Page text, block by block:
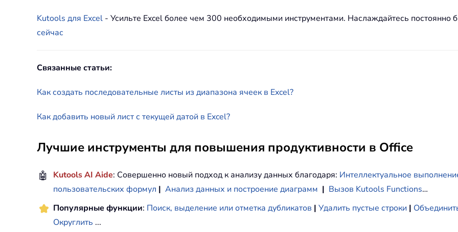
Kutools для Excel - Усильте Excel более чем 300 необходимыми инструментами. Наслаждайтесь
сейчас
Связанные статьи:
Как создать последовательные листы из диапазона ячеек в Excel?
Как добавить новый лист с текущей датой в Excel?
Лучшие инструменты для повышения продуктивности в Office
🤖 Kutools AI Aide: Совершенно новый подход к анализу данных благодаря: Интеллектуальное
пользовательских формул | Анализ данных и построение диаграмм | Вызов Kutools Functions…
Популярные функции: Поиск, выделение или отметка дубликатов | Удалить пустые строки |
Округлить ...